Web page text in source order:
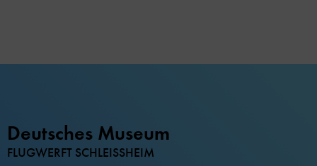
Deutsches Museum
FLUGWERFT SCHLEISSHEIM